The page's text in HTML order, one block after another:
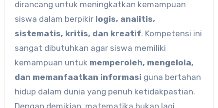
dirancang untuk meningkatkan kemampuan
siswa dalam berpikir logis, analitis,
sistematis, kritis, dan kreatif. Kompetensi ini
sangat dibutuhkan agar siswa memiliki
kemampuan untuk memperoleh, mengelola,
dan memanfaatkan informasi guna bertahan
hidup dalam dunia yang penuh ketidakpastian.
Dengan demikian, matematika bukan lagi